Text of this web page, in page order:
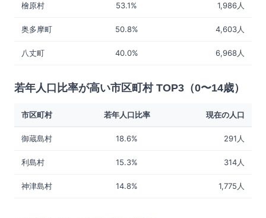
檜原村 53.1% 1,986人
奥多摩町 50.8% 4,603人
八丈町 40.0% 6,968人
若年人口比率が高い市区町村 TOP3（0〜14歳）
市区町村 若年人口比率 現在の人口
御蔵島村 18.6% 291人
利島村 15.3% 314人
神津島村 14.8% 1,775人